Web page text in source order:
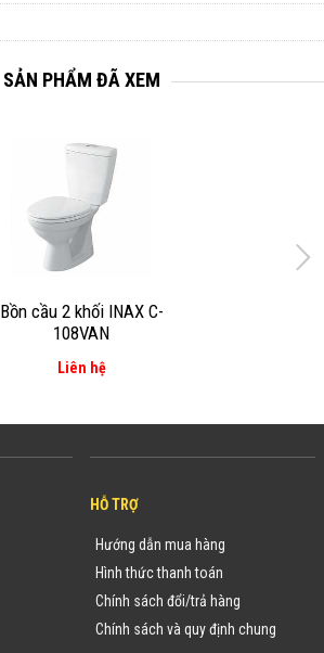
SẢN PHẨM ĐÃ XEM
Bồn cầu 2 khối INAX C-
108VAN
Liên hệ
HỖ TRỢ
Hướng dẫn mua hàng
Hình thức thanh toán
Chính sách đổi/trả hàng
Chính sách và quy định chung